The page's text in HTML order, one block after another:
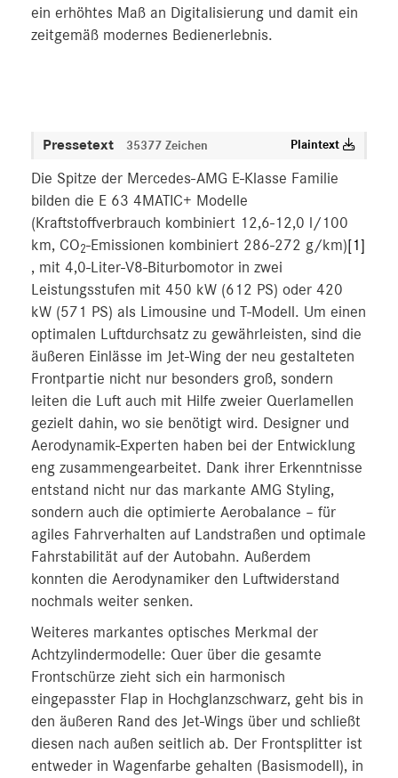
ein erhöhtes Maß an Digitalisierung und damit ein
zeitgemäß modernes Bedienerlebnis.
Pressetext 35377 Zeichen Plaintext
Die Spitze der Mercedes-AMG E-Klasse Familie
bilden die E 63 4MATIC+ Modelle
(Kraftstoffverbrauch kombiniert 12,6-12,0 l/100
km, CO2-Emissionen kombiniert 286-272 g/km)[1]
, mit 4,0-Liter-V8-Biturbomotor in zwei
Leistungsstufen mit 450 kW (612 PS) oder 420
kW (571 PS) als Limousine und T-Modell. Um einen
optimalen Luftdurchsatz zu gewährleisten, sind die
äußeren Einlässe im Jet-Wing der neu gestalteten
Frontpartie nicht nur besonders groß, sondern
leiten die Luft auch mit Hilfe zweier Querlamellen
gezielt dahin, wo sie benötigt wird. Designer und
Aerodynamik-Experten haben bei der Entwicklung
eng zusammengearbeitet. Dank ihrer Erkenntnisse
entstand nicht nur das markante AMG Styling,
sondern auch die optimierte Aerobalance – für
agiles Fahrverhalten auf Landstraßen und optimale
Fahrstabilität auf der Autobahn. Außerdem
konnten die Aerodynamiker den Luftwiderstand
nochmals weiter senken.
Weiteres markantes optisches Merkmal der
Achtzylindermodelle: Quer über die gesamte
Frontschürze zieht sich ein harmonisch
eingepasster Flap in Hochglanzschwarz, geht bis in
den äußeren Rand des Jet-Wings über und schließt
diesen nach außen seitlich ab. Der Frontsplitter ist
entweder in Wagenfarbe gehalten (Basismodell), in